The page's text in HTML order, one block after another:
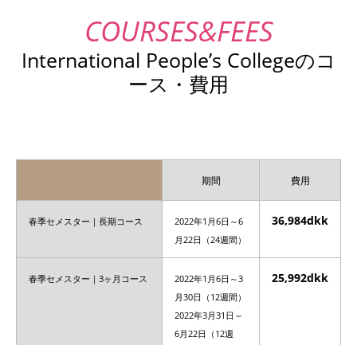
International People’s Collegeのコ
ース・費用
期間 費用
春季セメスター｜長期コース
2022年1月6日～6
月22日（24週間）
36,984dkk
春季セメスター｜3ヶ月コース
2022年1月6日～3
月30日（12週間）
2022年3月31日～
6月22日（12週
25,992dkk